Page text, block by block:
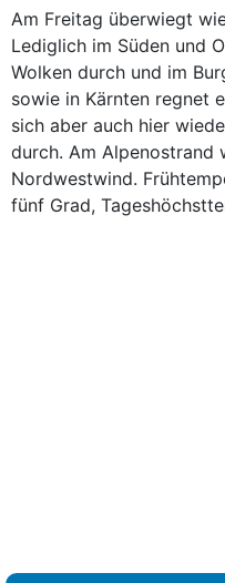
Am Freitag überwiegt
Lediglich im Süden und
Wolken durch und im
sowie in Kärnten regnet
sich aber auch hier
durch. Am Alpenostrand
Nordwestwind.
fünf Grad,